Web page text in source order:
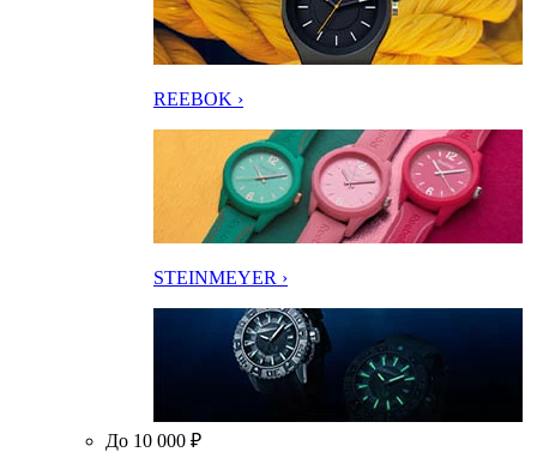
REEBOK ›
STEINMEYER ›
До 10 000 ₽